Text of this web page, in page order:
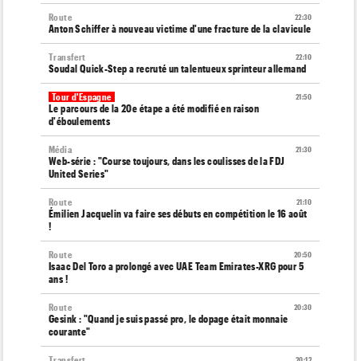
22:30
Route
Anton Schiffer à nouveau victime d'une fracture de la clavicule
22:10
Transfert
Soudal Quick-Step a recruté un talentueux sprinteur allemand
21:50
Tour d'Espagne
Le parcours de la 20e étape a été modifié en raison
d'éboulements
21:30
Média
Web-série : "Course toujours, dans les coulisses de la FDJ
United Series"
21:10
Route
Émilien Jacquelin va faire ses débuts en compétition le 16 août
!
20:50
Route
Isaac Del Toro a prolongé avec UAE Team Emirates-XRG pour 5
ans !
20:30
Route
Gesink : "Quand je suis passé pro, le dopage était monnaie
courante"